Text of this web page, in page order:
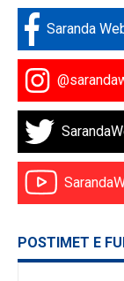
Saranda
POSTIMET E